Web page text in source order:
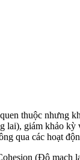
thuộc nhưng
giám khảo
qua các hoạt
(Độ